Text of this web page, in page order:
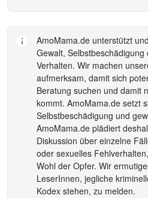
AmoMama.de unterstützt
Gewalt,
Verhalten. Wir machen
aufmerksam, damit sich
Beratung suchen und damit
kommt. AmoMama.de setzt
Selbstbeschädigung und
AmoMama.de plädiert
Diskussion über einzelne
oder sexuelles
Wohl der Opfer. Wir
LeserInnen, jegliche
Kodex stehen, zu melden.